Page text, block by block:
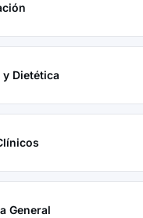
Dietética
General